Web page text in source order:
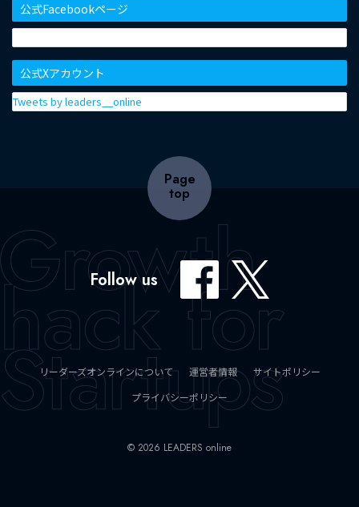
公式Facebookページ
公式Xアカウント
Tweets by leaders__online
Page
top
Follow us
リーダーズオンラインについて 運営者情報
サイトポリシー
プライバシーポリシー
© 2026 LEADERS online